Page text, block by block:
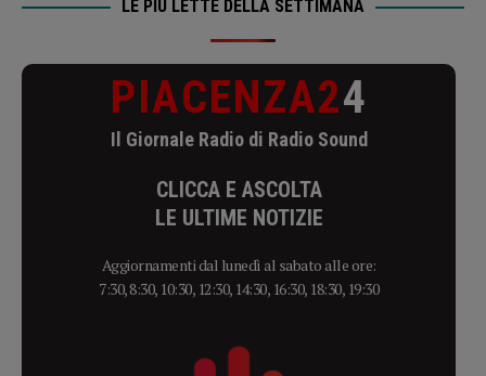
LE PIÙ LETTE DELLA SETTIMANA
PIACENZA24
Il Giornale Radio di Radio Sound
CLICCA E ASCOLTA
LE ULTIME NOTIZIE
Aggiornamenti dal lunedì al sabato alle ore:
7:30, 8:30, 10:30, 12:30, 14:30, 16:30, 18:30, 19:30